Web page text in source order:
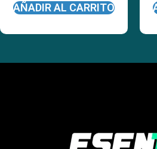
AÑADIR AL CARRITO